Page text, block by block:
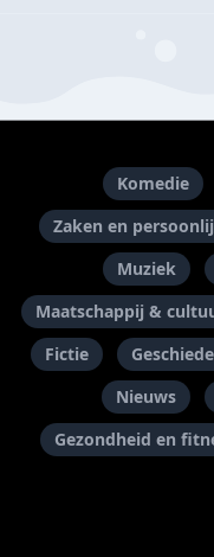
Komedie
Zaken en
Muziek
Maatschappij &
Fictie
Nieuws
Gezondheid en